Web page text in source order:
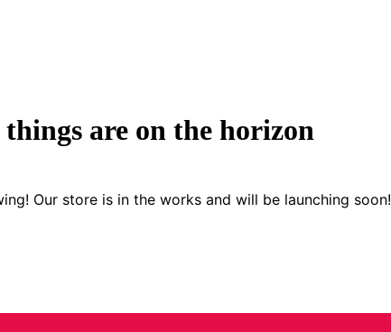
are on the horizon
Our store is in the works and will be launching soon!